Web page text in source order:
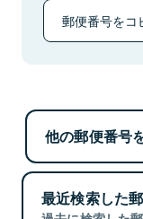
郵便番号をコ
他の郵便番号
最近検索した